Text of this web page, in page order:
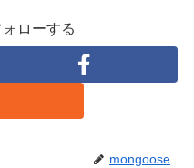
ローする
mongoose